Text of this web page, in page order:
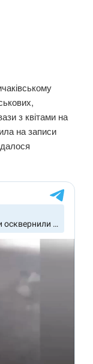
з квітами на
на записи